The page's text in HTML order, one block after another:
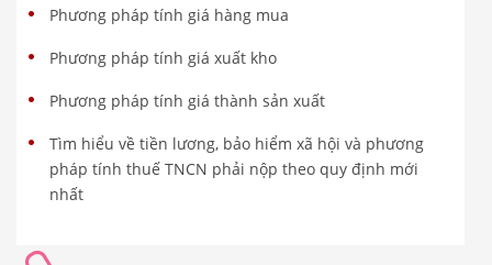
Phương pháp tính giá hàng mua
Phương pháp tính giá xuất kho
Phương pháp tính giá thành sản xuất
Tìm hiểu về tiền lương, bảo hiểm xã hội và phương
pháp tính thuế TNCN phải nộp theo quy định mới
nhất